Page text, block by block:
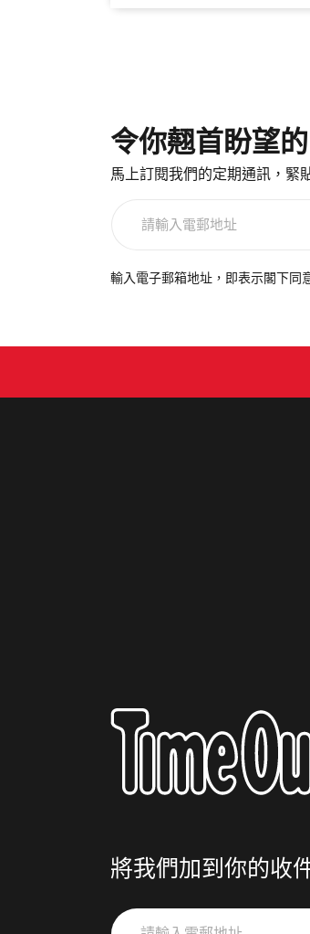
令你翹首盼望
馬上訂閱我們的定期通訊，緊
電
輸入電子郵箱地址，即表示閣下同
將我們加到你的收
請